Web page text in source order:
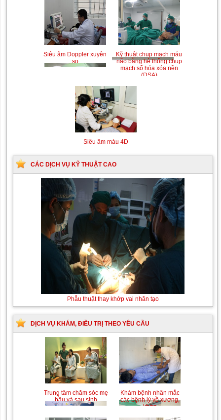
Siêu âm Doppler xuyên
sọ
Kỹ thuật chụp mạch máu
não bằng hệ thống chụp
mạch số hóa xóa nền
(DSA)
Siêu âm màu 4D
CÁC DỊCH VỤ KỸ THUẬT CAO
Phẫu thuật thay khớp vai nhân tạo
Thay máu sơ
sinh do bất đồng
DỊCH VỤ KHÁM, ĐIỀU TRỊ THEO YÊU CẦU
Trung tâm chăm sóc mẹ
bầu và sau sinh
Khám bệnh nhân mắc
các bệnh lý về xương,
khớp